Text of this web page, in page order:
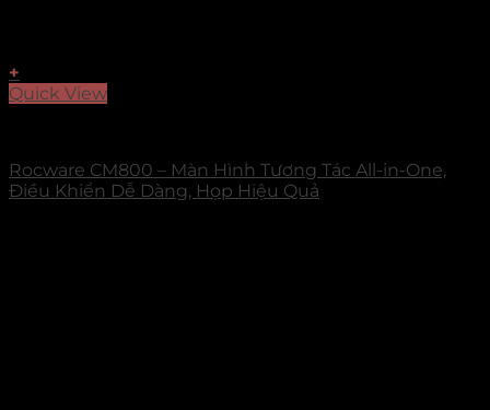
+
Quick View
Rocware CM800 – Màn Hình Tương Tác All-in-One,
Điều Khiển Dễ Dàng, Họp Hiệu Quả